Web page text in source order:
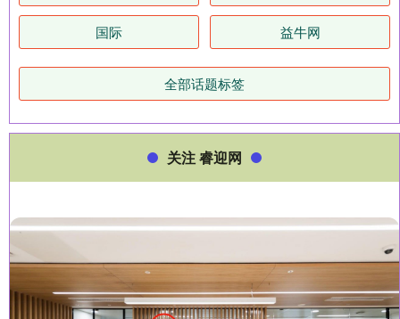
国际 益牛网
全部话题标签
关注 睿迎网